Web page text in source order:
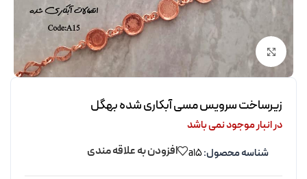
برای بزرگنمایی کلیک کنید
زیرساخت سرویس مسی آبکاری شده بهگل
در انبار موجود نمی باشد
شناسه محصول:a15 افزودن به علاقه مندی